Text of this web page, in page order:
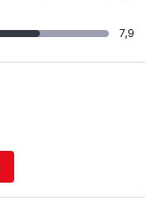
7,9